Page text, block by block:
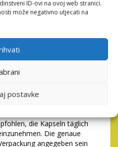
ID-ovi na ovoj web stranici.
može negativno utjecati na
postavke
von DiaformRX kann
DiaformRX
die Kapseln täglich
Die genaue
angegeben sein